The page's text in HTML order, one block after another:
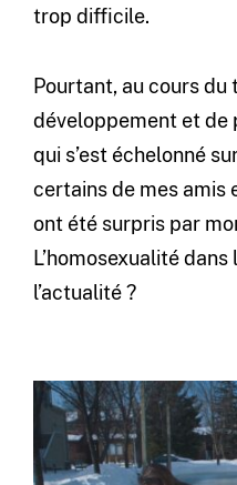
trop difficile.
Pourtant, au cours du
développement et de
qui s’est échelonné
certains de mes amis
ont été surpris par
L’homosexualité dans
l’actualité ?